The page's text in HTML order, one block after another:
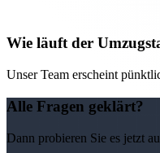
Wie läuft der
Unser Team erscheint
Alle Fragen geklärt?
Dann probieren Sie es jetzt